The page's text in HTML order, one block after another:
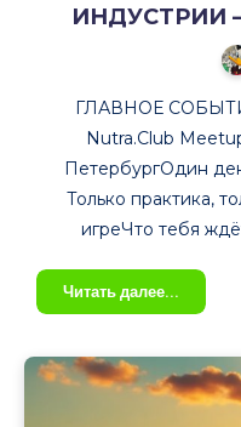
ИНДУСТРИИ –
ГЛАВНОЕ
Nutra.Club
ПетербургОдин
Только практика,
игреЧто тебя
Читать далее...